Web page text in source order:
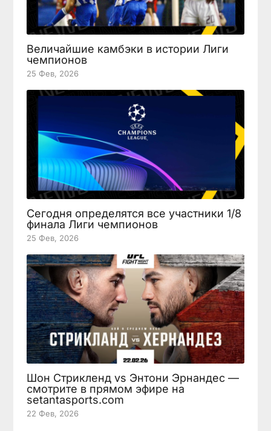
Величайшие камбэки в истории Лиги
чемпионов
25 Фев, 2026
Сегодня определятся все участники 1/8
финала Лиги чемпионов
25 Фев, 2026
Шон Стрикленд vs Энтони Эрнандес —
смотрите в прямом эфире на
setantasports.com
22 Фев, 2026